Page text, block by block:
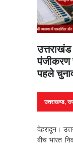
पंजीकरण
पहले
उत्तराखण्ड,
देहरादून।
बीच भारत